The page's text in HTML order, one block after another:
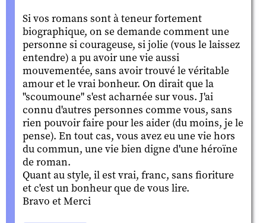
Si vos romans sont à teneur fortement
biographique, on se demande comment une
personne si courageuse, si jolie (vous le laissez
entendre) a pu avoir une vie aussi
mouvementée, sans avoir trouvé le véritable
amour et le vrai bonheur. On dirait que la
"scoumoune" s'est acharnée sur vous. J'ai
connu d'autres personnes comme vous, sans
rien pouvoir faire pour les aider (du moins, je le
pense). En tout cas, vous avez eu une vie hors
du commun, une vie bien digne d'une héroïne
de roman.
Quant au style, il est vrai, franc, sans fioriture
et c'est un bonheur que de vous lire.
Bravo et Merci